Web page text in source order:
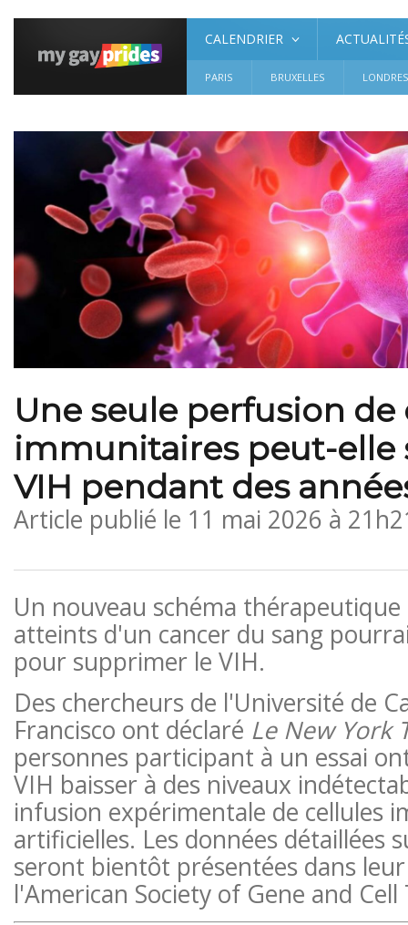
CALENDRIER
PARIS BRUXELLES LONDRES
Une seule perfusion de
immunitaires peut-elle
VIH pendant des
Article publié le 11 mai 2026 à
Un nouveau schéma
atteints d'un cancer du sang
pour supprimer le VIH.
Des chercheurs de l'Université de
Francisco ont déclaré Le New York
personnes participant à un essai
VIH baisser à des niveaux
infusion expérimentale de cellules
artificielles. Les données détaillées
seront bientôt présentées dans
l'American Society of Gene and